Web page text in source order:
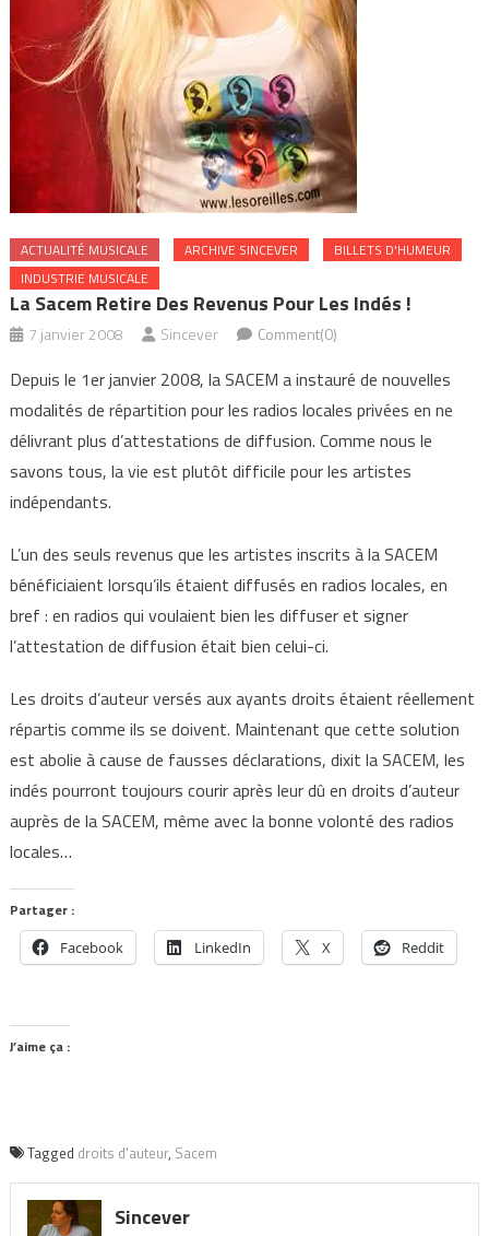
ACTUALITÉ MUSICALE ARCHIVE SINCEVER
BILLETS D'HUMEUR
INDUSTRIE MUSICALE
La Sacem Retire Des Revenus Pour Les Indés !
7 janvier 2008 Sincever Comment(0)
Depuis le 1er janvier 2008, la SACEM a instauré de nouvelles
modalités de répartition pour les radios locales privées en ne
délivrant plus d’attestations de diffusion. Comme nous le
savons tous, la vie est plutôt difficile pour les artistes
indépendants.
L’un des seuls revenus que les artistes inscrits à la SACEM
bénéficiaient lorsqu’ils étaient diffusés en radios locales, en
bref : en radios qui voulaient bien les diffuser et signer
l’attestation de diffusion était bien celui-ci.
Les droits d’auteur versés aux ayants droits étaient réellement
répartis comme ils se doivent. Maintenant que cette solution
est abolie à cause de fausses déclarations, dixit la SACEM, les
indés pourront toujours courir après leur dû en droits d’auteur
auprès de la SACEM, même avec la bonne volonté des radios
locales…
Partager :
Facebook LinkedIn X Reddit
J’aime ça :
Tagged droits d'auteur, Sacem
Sincever